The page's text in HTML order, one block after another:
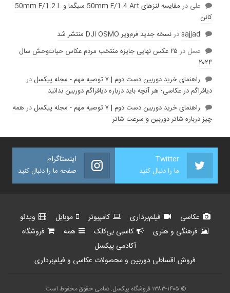
علی در
مقایسه لنز‌های 50mm F/1.4 Art سیگما و 50mm F/1.2 L
کانن
sajjadدرنسخه جدید فرم‌ویر DJI OSMO منتشر شد
عسل در
۲۵ عکس نهایی جایزه منتخب مردم عکاس حیات‌وحش سال
۲۰۲۴
راهنمای خرید دوربین دست دوم | ۷ توصیه مهم - مجله پیکسل
در
دیافراگم در عکاسی؛ هر آنچه باید درباره دیافراگم دوربین بدانید
راهنمای خرید دوربین دست دوم | ۷ توصیه مهم - مجله پیکسل
در همه
چیز درباره شاتر دوربین و سرعت شاتر
Twitter
ما را دنبال کنید
اینستاگرام
صفحه ما را دنبال کنید
عکاسی فیلم‌برداری کامپیوتر موبایل
ویدئو
فرهنگی و هنری
کاسبی بی‌کلک همه
فروشگاه
آکادمی پیکسل
فروش اقساطی دوربین و محصولات عکاسی و فیلم‌برداری
© ۱۳۸۳-۱۴۰۵ فروشگاه پیکسل. تمامی حقوق محفوظ است.